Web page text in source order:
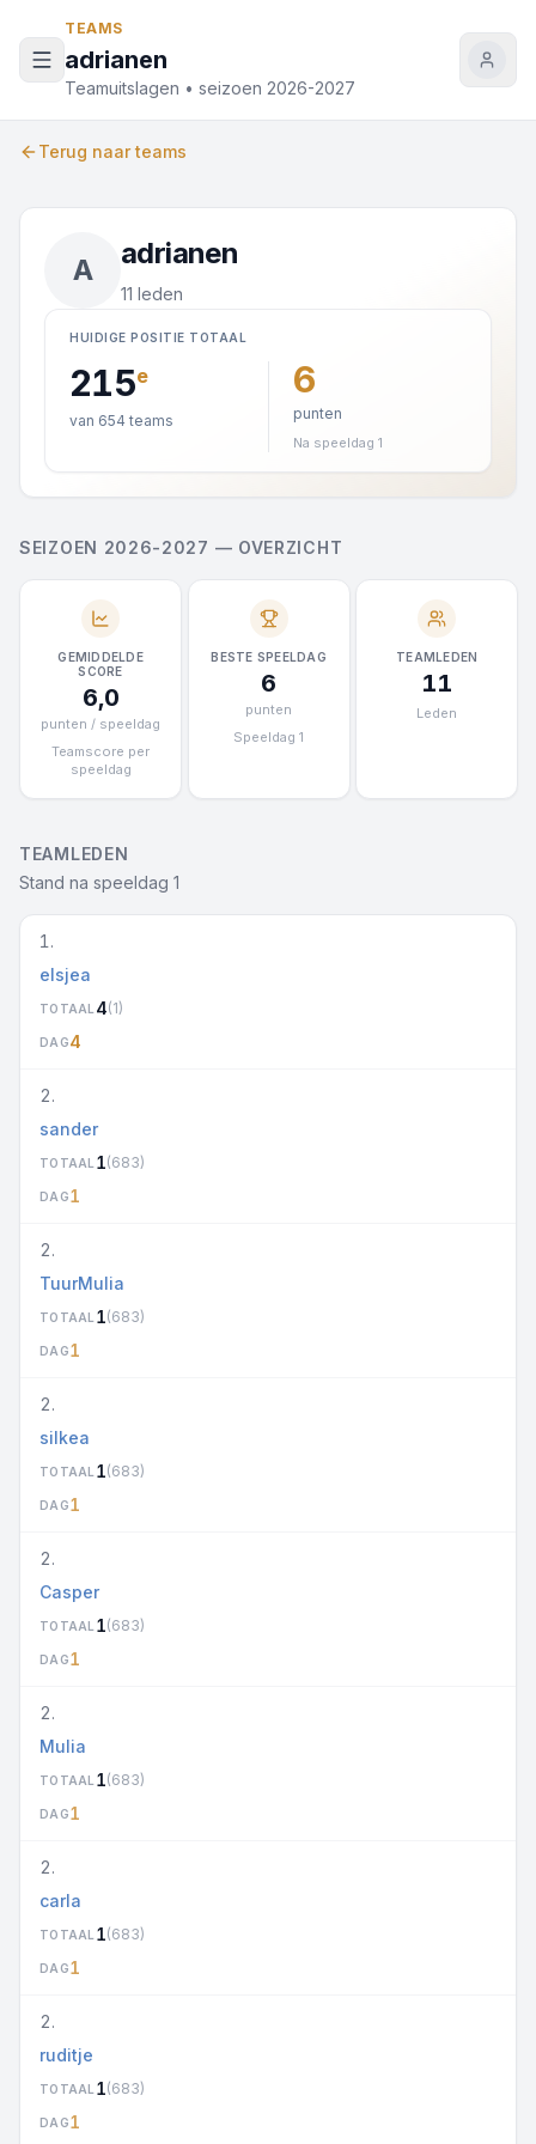
TEAMS
adrianen
Teamuitslagen • seizoen 2026-2027
Terug naar teams
A adrianen
11 leden
HUIDIGE POSITIE TOTAAL
215e
van 654 teams
6
punten
Na speeldag 1
SEIZOEN 2026-2027 — OVERZICHT
GEMIDDELDE
SCORE
6,0
punten / speeldag
Teamscore per
speeldag
BESTE SPEELDAG
6
punten
Speeldag 1
TEAMLEDEN
11
Leden
TEAMLEDEN
Stand na speeldag 1
1.
elsjea
TOTAAL 4(1)
DAG4
2.
sander
TOTAAL 1(683)
DAG1
2.
TuurMulia
TOTAAL 1(683)
DAG1
2.
silkea
TOTAAL 1(683)
DAG1
2.
Casper
TOTAAL 1(683)
DAG1
2.
Mulia
TOTAAL 1(683)
DAG1
2.
carla
TOTAAL 1(683)
DAG1
2.
ruditje
TOTAAL 1(683)
DAG1